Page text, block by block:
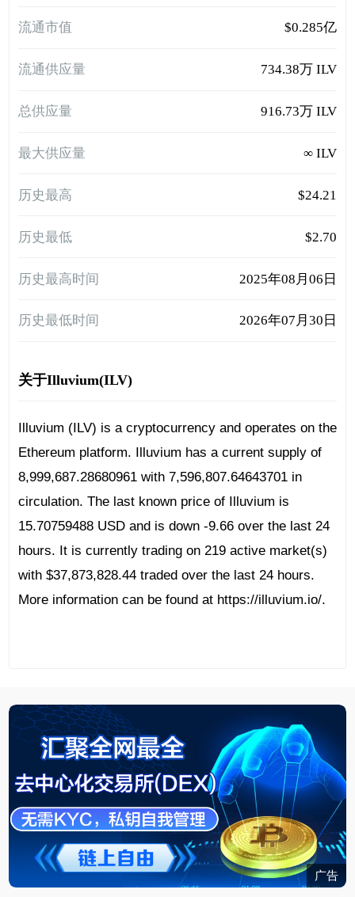
流通市值 $0.285亿
流通供应量 734.38万 ILV
总供应量 916.73万 ILV
最大供应量 ∞ ILV
历史最高 $24.21
历史最低 $2.70
历史最高时间 2025年08月06日
历史最低时间 2026年07月30日
关于Illuvium(ILV)
Illuvium (ILV) is a cryptocurrency and operates on the
Ethereum platform. Illuvium has a current supply of
8,999,687.28680961 with 7,596,807.64643701 in
circulation. The last known price of Illuvium is
15.70759488 USD and is down -9.66 over the last 24
hours. It is currently trading on 219 active market(s)
with $37,873,828.44 traded over the last 24 hours.
More information can be found at https://illuvium.io/.
广告